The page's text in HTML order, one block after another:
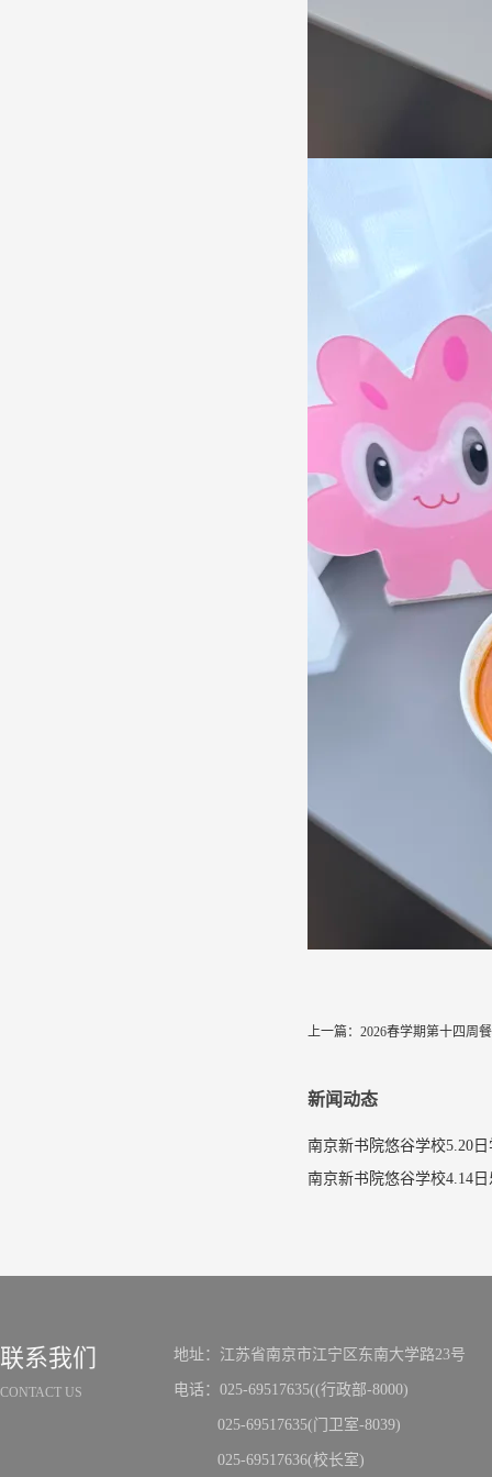
上一篇： 2026春学期第十四周
新闻动态
南京新书院悠谷学校5.20
联系我们
CONTACT US
地址：江苏省南京市江宁区东南大学路23号
电话：025-69517635((行政部-8000)
025-69517635(门卫室-8039)
025-69517636(校长室)